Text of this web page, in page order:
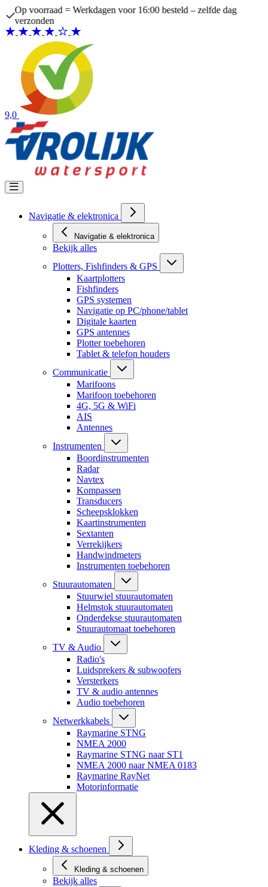
Ga naar de inhoud
Op voorraad = Werkdagen voor 16:00 besteld – zelfde dag
verzonden
9,0
Navigatie & elektronica
Navigatie & elektronica
Bekijk alles
Plotters, Fishfinders & GPS
Kaartplotters
Fishfinders
GPS systemen
Navigatie op PC/phone/tablet
Digitale kaarten
GPS antennes
Plotter toebehoren
Tablet & telefon houders
Communicatie
Marifoons
Marifoon toebehoren
4G, 5G & WiFi
AIS
Antennes
Instrumenten
Boordinstrumenten
Radar
Navtex
Kompassen
Transducers
Scheepsklokken
Kaartinstrumenten
Sextanten
Verrekijkers
Handwindmeters
Instrumenten toebehoren
Stuurautomaten
Stuurwiel stuurautomaten
Helmstok stuurautomaten
Onderdekse stuurautomaten
Stuurautomaat toebehoren
TV & Audio
Radio's
Luidsprekers & subwoofers
Versterkers
TV & audio antennes
Audio toebehoren
Netwerkkabels
Raymarine STNG
NMEA 2000
Raymarine STNG naar ST1
NMEA 2000 naar NMEA 0183
Raymarine RayNet
Motorinformatie
Kleding & schoenen
Kleding & schoenen
Bekijk alles